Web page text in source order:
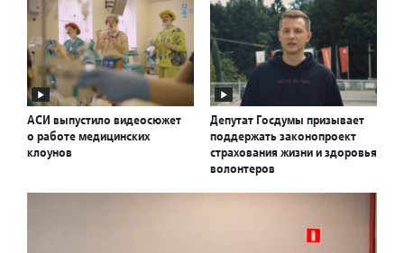
АСИ выпустило видеосюжет
о работе медицинских
клоунов
Депутат Госдумы призывает
поддержать законопроект
страхования жизни и здоровья
волонтеров